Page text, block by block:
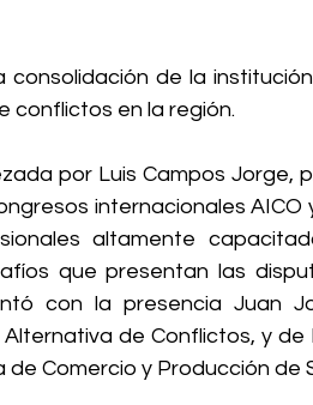
de la
conflictos en la región.
por Luis Campos Jorge,
internacionales AICO
altamente
que presentan las
con la presencia Juan
de Conflictos, y de
de Comercio y Producción de